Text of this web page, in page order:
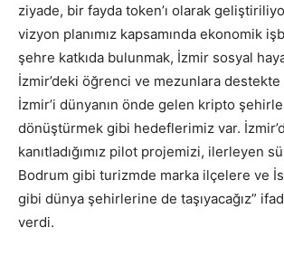
ziyade, bir fayda token’ı olarak
vizyon planımız kapsamında ekonomik
şehre katkıda bulunmak, İzmir sosyal
İzmir’deki öğrenci ve mezunlara
İzmir’i dünyanın önde gelen kripto
dönüştürmek gibi hedeflerimiz var.
kanıtladığımız pilot projemizi, ilerleyen
Bodrum gibi turizmde marka ilçelere ve
gibi dünya şehirlerine de taşıyacağız”
verdi.